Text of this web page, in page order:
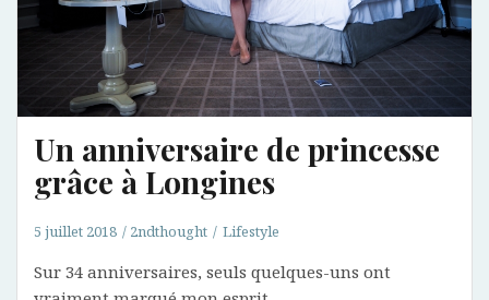
Un anniversaire de princesse
grâce à Longines
5 juillet 2018 2ndthought Lifestyle
Sur 34 anniversaires, seuls quelques-uns ont